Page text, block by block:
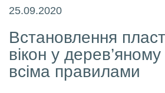
25.09.2020
Встановлення
вікон у
всіма правилами